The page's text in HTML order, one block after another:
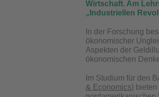
Wirtschaft. Am
„Industriellen
In der Forschung
ökonomischer
Aspekten der
ökonomischen
Im Studium für den
& Economics) bieten